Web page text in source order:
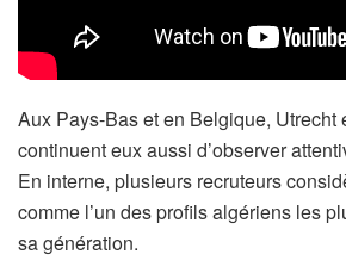
Aux Pays-Bas et en Belgique, Utrecht
continuent eux aussi d’observer
En interne, plusieurs recruteurs
comme l’un des profils algériens les
sa génération.